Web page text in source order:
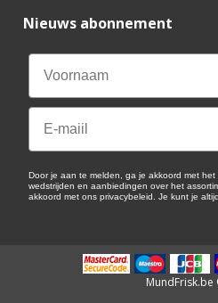
Nieuws abonnement
Email
Door je aan te melden, ga je akkoord met
wedstrijden en aanbiedingen over het
akkoord met ons privacybeleid. Je kunt je
MundFrisk.be